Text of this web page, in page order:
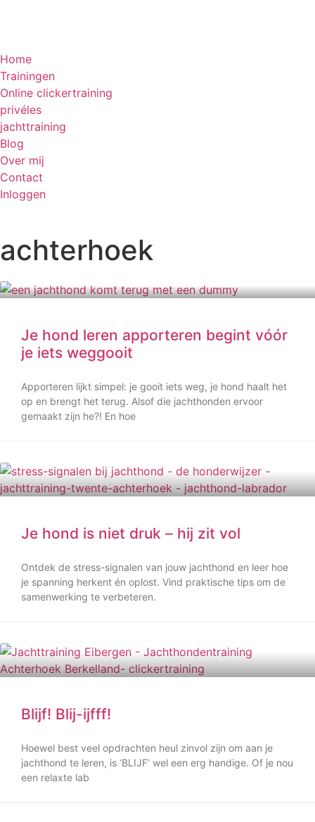
Home
Trainingen
Online clickertraining
privéles
jachttraining
Blog
Over mij
Contact
Inloggen
achterhoek
Je hond leren apporteren begint vóór
je iets weggooit
Apporteren lijkt simpel: je gooit iets weg, je hond haalt het
op en brengt het terug. Alsof die jachthonden ervoor
gemaakt zijn he?! En hoe
Je hond is niet druk – hij zit vol
Ontdek de stress-signalen van jouw jachthond en leer hoe
je spanning herkent én oplost. Vind praktische tips om de
samenwerking te verbeteren.
Blijf! Blij-ijfff!
Hoewel best veel opdrachten heul zinvol zijn om aan je
jachthond te leren, is ‘BLIJF’ wel een erg handige. Of je nou
een relaxte lab